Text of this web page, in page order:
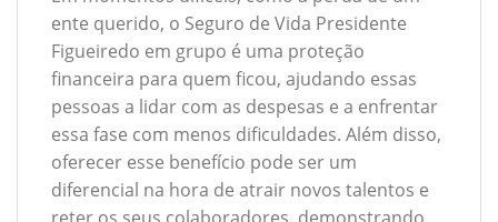
ente querido, o Seguro de Vida Presidente
Figueiredo em grupo é uma proteção
financeira para quem ficou, ajudando essas
pessoas a lidar com as despesas e a enfrentar
essa fase com menos dificuldades. Além disso,
oferecer esse benefício pode ser um
diferencial na hora de atrair novos talentos e